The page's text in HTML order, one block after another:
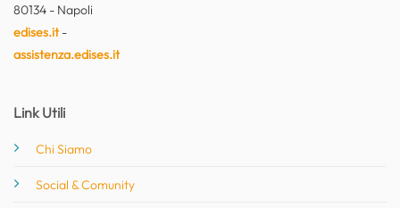
80134 - Napoli
edises.it-
assistenza.edises.it
Link Utili
Chi Siamo
Social & Comunity